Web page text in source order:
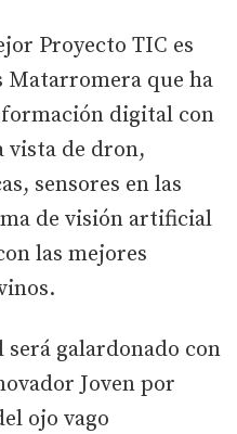
Proyecto TIC es
Matarromera que ha
digital con
vista de dron,
sensores en las
de visión artificial
las mejores
galardonado con
Joven por
ojo vago